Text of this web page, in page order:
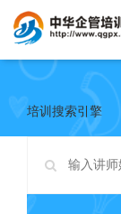
培训搜索引擎